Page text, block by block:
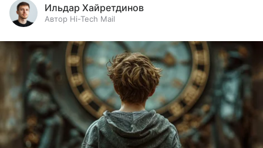
Ильдар Хайретдинов
Автор Hi-Tech Mail